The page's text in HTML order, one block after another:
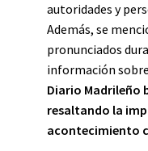
autoridades y
Además, se
pronunciados
información
Diario Madrileño
resaltando la
acontecimiento